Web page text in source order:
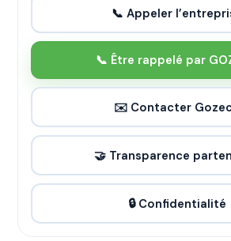
📞 Appeler
📞 Être rappelé par
✉️ Contacter
🤝 Transparence
🔒 Confidentialité